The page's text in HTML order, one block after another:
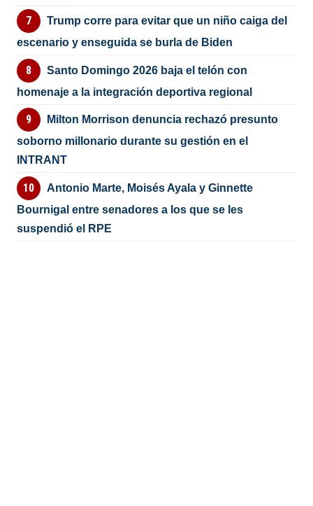
Trump corre para evitar que un niño caiga del
escenario y enseguida se burla de Biden
Santo Domingo 2026 baja el telón con
homenaje a la integración deportiva regional
Milton Morrison denuncia rechazó presunto
soborno millonario durante su gestión en el
INTRANT
Antonio Marte, Moisés Ayala y Ginnette
Bournigal entre senadores a los que se les
suspendió el RPE